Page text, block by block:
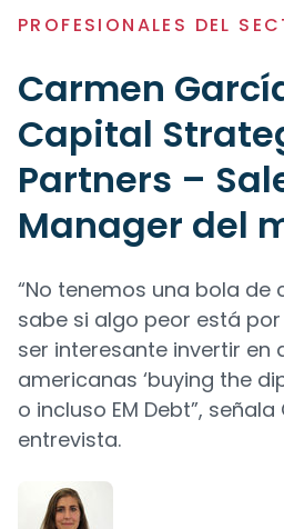
PROFESIONALES DEL
Carmen
Capital
Partners –
Manager del
“No tenemos una bola de
sabe si algo peor está
ser interesante invertir en
americanas ‘buying the
o incluso EM Debt”,
entrevista.